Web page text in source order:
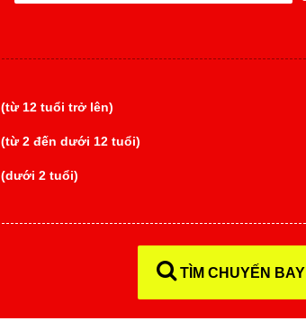
(từ 12 tuổi trở lên)
(từ 2 đến dưới 12 tuổi)
(dưới 2 tuổi)
TÌM CHUYẾN BAY